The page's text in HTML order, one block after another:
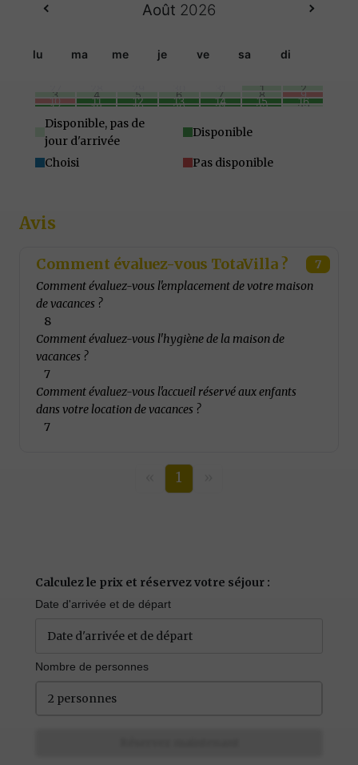
Août 2026
lu ma me je ve sa di
1 2
3 4 5 6 7 8 9
10 11 12 13 14 15 16
17 18 19 20 21 22 23
31 1 2
Disponible, pas de
jour d'arrivée
Disponible
Choisi Pas disponible
Avis
Comment évaluez-vous TotaVilla ?
7
Comment évaluez-vous l'emplacement de votre maison
de vacances ?
8
Comment évaluez-vous l'hygiène de la maison de
vacances ?
7
Comment évaluez-vous l'accueil réservé aux enfants
dans votre location de vacances ?
7
1
Calculez le prix et réservez votre séjour :
Date d'arrivée et de départ
Nombre de personnes
2 personnes